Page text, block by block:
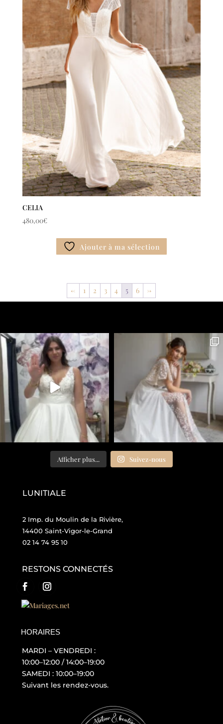
CELIA
480,00€
Ajouter à ma sélection
← 1 2 3 4 5 6 →
Afficher plus... Suivez-nous
LUNITIALE
2 Imp. du Moulin de la Rivière,
14400 Saint-Vigor-le-Grand
02 14 74 95 10
RESTONS CONNECTÉS
HORAIRES
MARDI – VENDREDI :
10:00–12:00 / 14:00–19:00
SAMEDI : 10:00–19:00
Suivant les rendez-vous.